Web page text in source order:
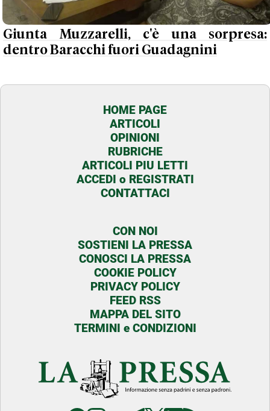
Giunta Muzzarelli, c'è una sorpresa:
dentro Baracchi fuori Guadagnini
HOME PAGE
ARTICOLI
OPINIONI
RUBRICHE
ARTICOLI PIU LETTI
ACCEDI o REGISTRATI
CONTATTACI
CON NOI
SOSTIENI LA PRESSA
CONOSCI LA PRESSA
COOKIE POLICY
PRIVACY POLICY
FEED RSS
MAPPA DEL SITO
TERMINI e CONDIZIONI